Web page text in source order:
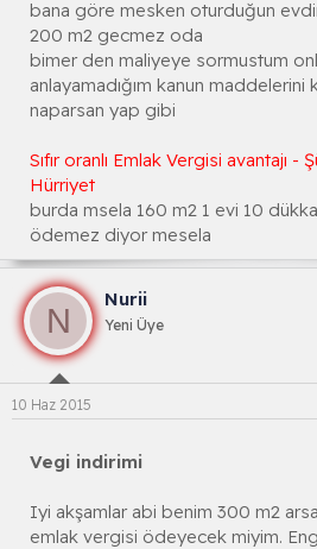
bana göre mesken oturduğun
200 m2 gecmez oda
bimer den maliyeye sormustum
anlayamadığım kanun
naparsan yap gibi
Sıfır oranlı Emlak Vergisi avantajı
Hürriyet
burda msela 160 m2 1 evi 10
ödemez diyor mesela
N
Nurii
Yeni Üye
10 Haz 2015
Vegi indirimi
Iyi akşamlar abi benim 300 m2
emlak vergisi ödeyecek miyim.